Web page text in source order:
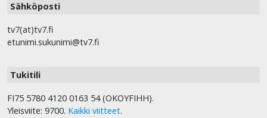
Sähköposti
tv7(at)tv7.fi
etunimi.sukunimi@tv7.fi
Tukitili
FI75 5780 4120 0163 54 (OKOYFIHH).
Yleisviite: 9700. Kaikki viitteet.